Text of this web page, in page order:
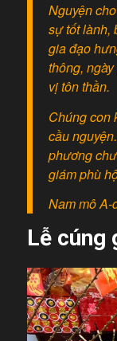
Nguyện
sự tốt lành,
gia đạo
thông,
vị tôn thần.
Chúng con
cầu
phương
giám phù
Nam mô A-
Lễ cúng